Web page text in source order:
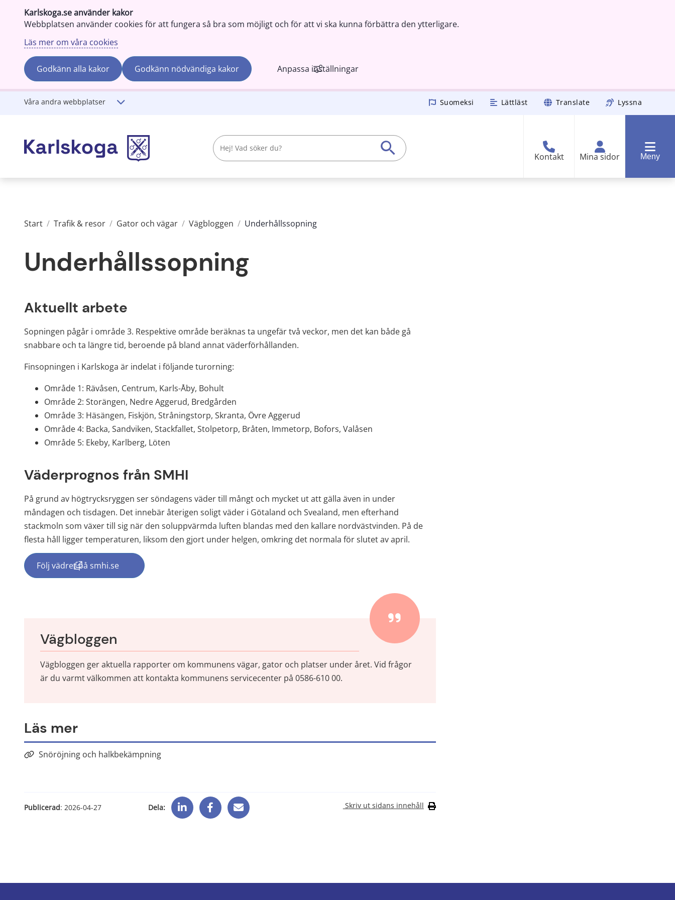
Karlskoga.se använder kakor
Webbplatsen använder cookies för att fungera så bra som möjligt och för att vi ska kunna förbättra den ytterligare.
Läs mer om våra cookies
Godkänn alla kakor Godkänn nödvändiga kakor Anpassa inställningar
Gå till innehåll
Våra andra webbplatser Suomeksi Lättläst Translate Lyssna
Kontakt Mina sidor Meny
Start / Trafik & resor / Gator och vägar / Vägbloggen / Underhållssopning
Underhållssopning
Aktuellt arbete
Sopningen pågår i område 3. Respektive område beräknas ta ungefär två veckor, men det kan både gå
snabbare och ta längre tid, beroende på bland annat väderförhållanden.
Finsopningen i Karlskoga är indelat i följande turorning:
Område 1: Rävåsen, Centrum, Karls-Åby, Bohult
Område 2: Storängen, Nedre Aggerud, Bredgården
Område 3: Häsängen, Fiskjön, Stråningstorp, Skranta, Övre Aggerud
Område 4: Backa, Sandviken, Stackfallet, Stolpetorp, Bråten, Immetorp, Bofors, Valåsen
Område 5: Ekeby, Karlberg, Löten
Väderprognos från SMHI
På grund av högtrycksryggen ser söndagens väder till mångt och mycket ut att gälla även in under
måndagen och tisdagen. Det innebär återigen soligt väder i Götaland och Svealand, men efterhand
stackmoln som växer till sig när den soluppvärmda luften blandas med den kallare nordvästvinden. På de
flesta håll ligger temperaturen, liksom den gjort under helgen, omkring det normala för slutet av april.
Följ vädret på smhi.se(länk till annan webbplats, öppnas i nytt fönster)
Vägbloggen
Vägbloggen ger aktuella rapporter om kommunens vägar, gator och platser under året. Vid frågor
är du varmt välkommen att kontakta kommunens servicecenter på 0586-610 00.
Läs mer
Snöröjning och halkbekämpning
Publicerad: 2026-04-27 Dela: Skriv ut sidans innehåll